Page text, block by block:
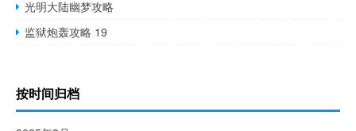
光明大陆幽梦攻略
监狱炮轰攻略 19
按时间归档